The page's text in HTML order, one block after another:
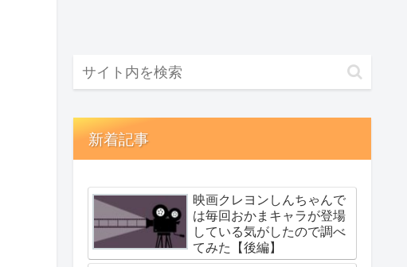
新着記事
映画クレヨンしんちゃんで
は毎回おかまキャラが登場
している気がしたので調べ
てみた【後編】